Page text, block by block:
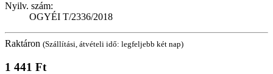
Nyilv. szám:
OGYÉI T/2336/2018
Raktáron (Szállítási, átvételi idő: legfeljebb két nap)
1 441 Ft